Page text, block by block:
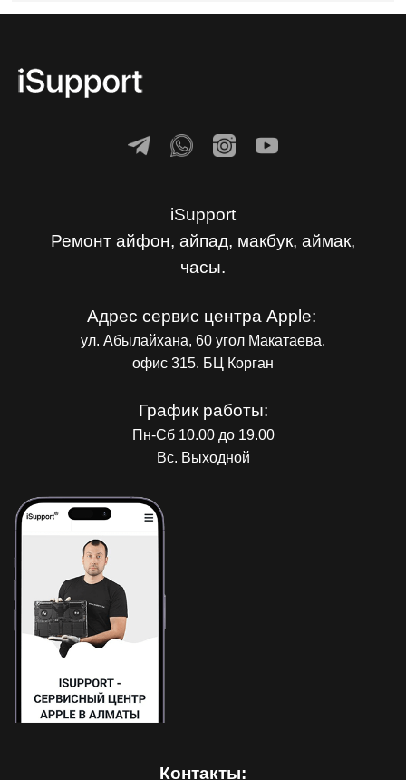
iSupport
Ремонт айфон, айпад, макбук, аймак,
часы.
Адрес сервис центра Apple:
ул. Абылайхана, 60 угол Макатаева.
офис 315. БЦ Корган
График работы:
Пн-Сб 10.00 до 19.00
Вс. Выходной
Контакты: